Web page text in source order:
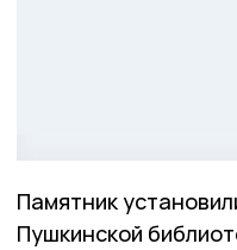
Памятник
Пушкинской